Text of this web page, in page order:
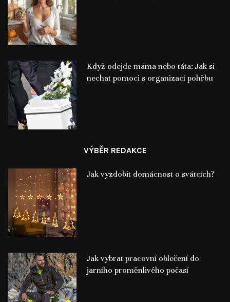
Když odejde máma nebo táta: Jak si
nechat pomoci s organizací pohřbu
VÝBĚR REDAKCE
Jak vyzdobit domácnost o svátcích?
Jak vybrat pracovní oblečení do
jarního proměnlivého počasí